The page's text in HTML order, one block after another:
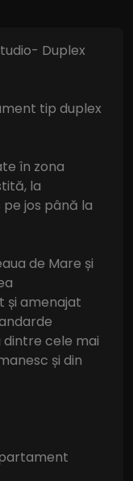
Duplex
tip duplex
în zona
la
jos până la
de Mare și
și amenajat
cele mai
și din